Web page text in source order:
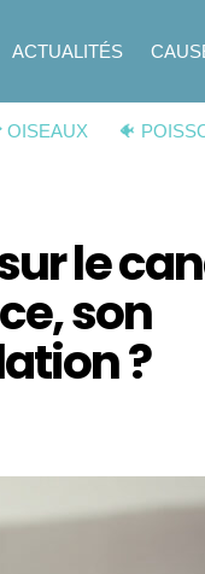
ACTUALITÉS
OISEAUX 🐠
le
son
?